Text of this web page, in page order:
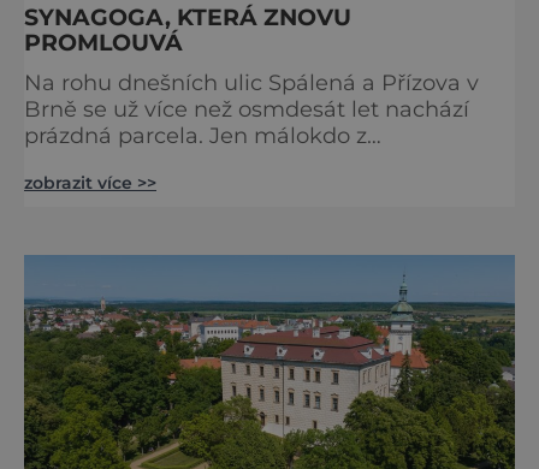
SYNAGOGA, KTERÁ ZNOVU
PROMLOUVÁ
Na rohu dnešních ulic Spálená a Přízova v
Brně se už více než osmdesát let nachází
prázdná parcela. Jen málokdo z
z největších synagog v českých zemích –
Velká synagoga byla slavnostně otevřena v
roce 1856, v době, kdy se město proměňovalo
v p
zobrazit více >>